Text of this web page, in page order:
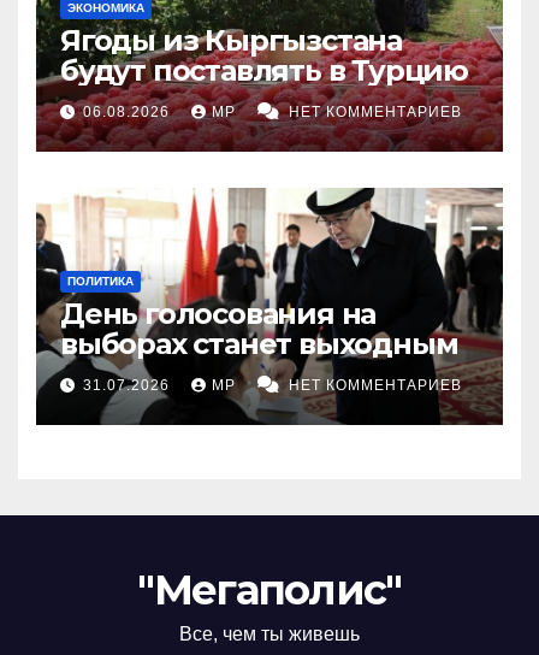
ЭКОНОМИКА
Ягоды из Кыргызстана
будут поставлять в Турцию
06.08.2026 MP НЕТ КОММЕНТАРИЕВ
ПОЛИТИКА
День голосования на
выборах станет выходным
31.07.2026 MP НЕТ КОММЕНТАРИЕВ
"Мегаполис"
Все, чем ты живешь